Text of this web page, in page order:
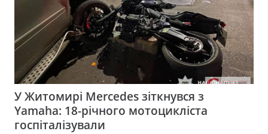
У Житомирі Mercedes зіткнувся з
Yamaha: 18-річного мотоцикліста
госпіталізували